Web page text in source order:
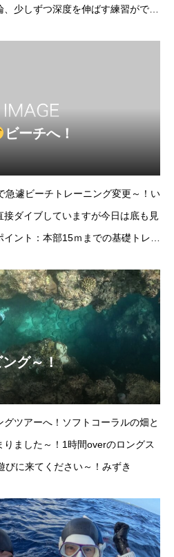
少しずつ深度を伸ばす練習ができ
ビーチへ！
急遽ビーチトレーニング変更～！い
ダイブしていますが今日は底も見
ント：本部15ｍまでの基礎トレー
グ～！
ツアーへ！ソフトコーラルの畑と
ました～！1時間overのロングス
びに来てください～！みずき